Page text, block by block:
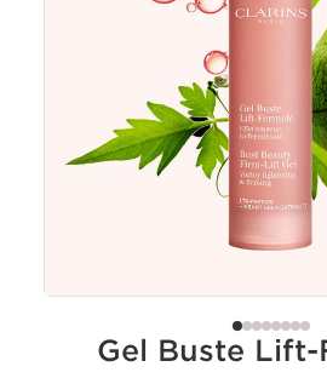
Gel Buste Lift-